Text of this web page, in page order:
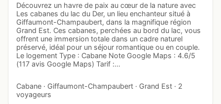
Découvrez un havre de paix au cœur de la nature avec
Les cabanes du lac du Der, un lieu enchanteur situé à
Giffaumont-Champaubert, dans la magnifique région
Grand Est. Ces cabanes, perchées au bord du lac, vous
offrent une immersion totale dans un cadre naturel
préservé, idéal pour un séjour romantique ou en couple.
Le logement Type : Cabane Note Google Maps : 4.6/5
(117 avis Google Maps) Tarif :…
Cabane · Giffaumont-Champaubert · Grand Est · 2
voyageurs